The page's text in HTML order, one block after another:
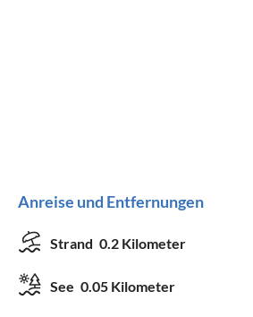
Anreise und Entfernungen
Strand 0.2 Kilometer
See 0.05 Kilometer